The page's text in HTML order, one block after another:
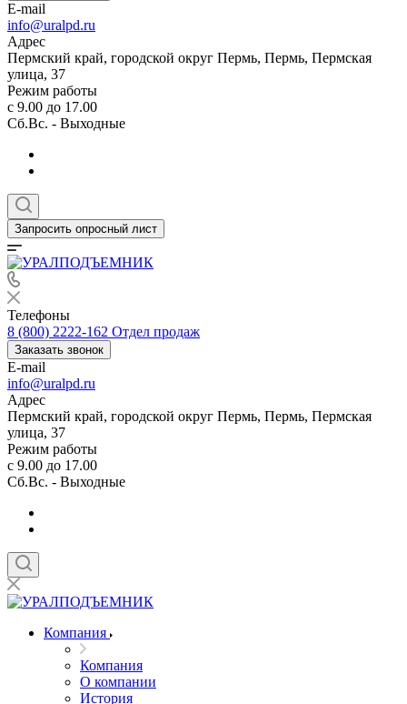
E-mail
info@uralpd.ru
Адрес
Пермский край, городской округ Пермь, Пермь, Пермская
улица, 37
Режим работы
с 9.00 до 17.00
Сб.Вс. - Выходные
Запросить опросный лист
Телефоны
8 (800) 2222-162 Отдел продаж
Заказать звонок
E-mail
info@uralpd.ru
Адрес
Пермский край, городской округ Пермь, Пермь, Пермская
улица, 37
Режим работы
с 9.00 до 17.00
Сб.Вс. - Выходные
Компания
Компания
О компании
История